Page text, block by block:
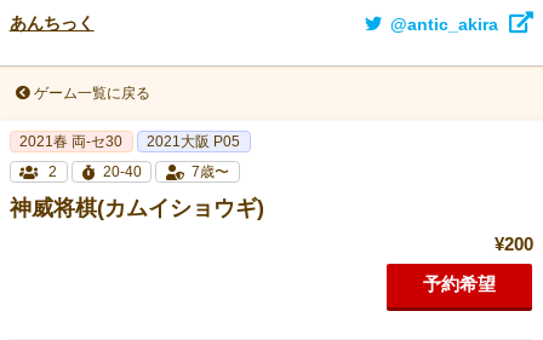
あんちっく @antic_akira
ゲーム一覧に戻る
2021春 両-セ30
2021大阪 P05
2
20-40 7歳〜
神威将棋(カムイショウギ)
¥200
予約希望